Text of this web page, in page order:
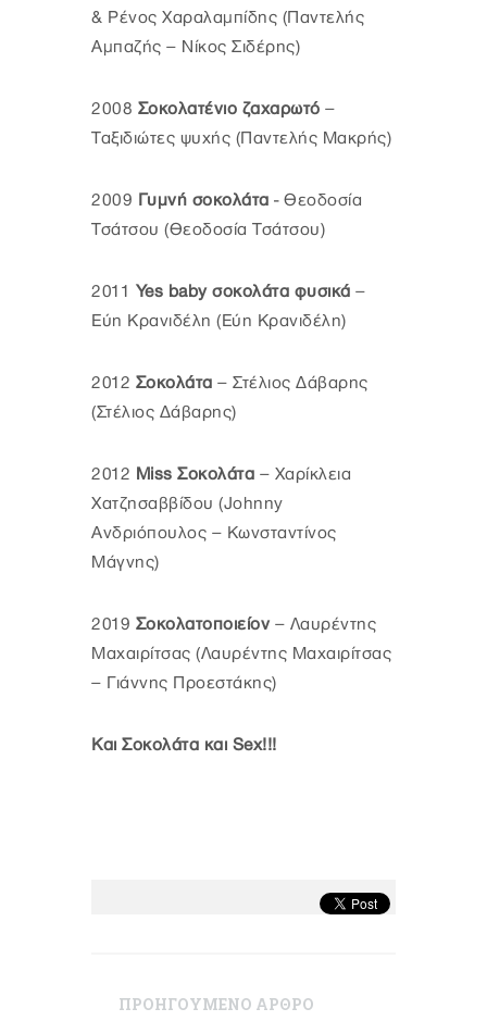
& Ρένος Χαραλαμπίδης (Παντελής
Αμπαζής – Νίκος Σιδέρης)
2008 Σοκολατένιο ζαχαρωτό –
Ταξιδιώτες ψυχής (Παντελής Μακρής)
2009 Γυμνή σοκολάτα - Θεοδοσία
Τσάτσου (Θεοδοσία Τσάτσου)
2011 Yes baby σοκολάτα φυσικά –
Εύη Κρανιδέλη (Εύη Κρανιδέλη)
2012 Σοκολάτα – Στέλιος Δάβαρης
(Στέλιος Δάβαρης)
2012 Miss Σοκολάτα – Χαρίκλεια
Χατζησαββίδου (Johnny
Ανδριόπουλος – Κωνσταντίνος
Μάγνης)
2019 Σοκολατοποιείον – Λαυρέντης
Μαχαιρίτσας (Λαυρέντης Μαχαιρίτσας
– Γιάννης Προεστάκης)
Και Σοκολάτα και Sex!!!
ΠΡΟΗΓΟΥΜΕΝΟ ΑΡΘΡΟ